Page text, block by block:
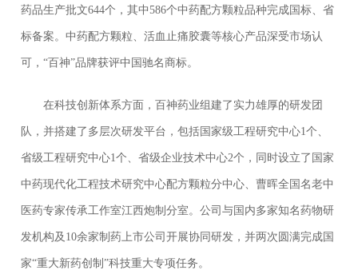
药品生产批文644个，其中586个中药配方颗粒品种完成国标、省
标备案。中药配方颗粒、活血止痛胶囊等核心产品深受市场认
可，“百神”品牌获评中国驰名商标。
在科技创新体系方面，百神药业组建了实力雄厚的研发团
队，并搭建了多层次研发平台，包括国家级工程研究中心1个、
省级工程研究中心1个、省级企业技术中心2个，同时设立了国家
中药现代化工程技术研究中心配方颗粒分中心、曹晖全国名老中
医药专家传承工作室江西炮制分室。公司与国内多家知名药物研
发机构及10余家制药上市公司开展协同研发，并两次圆满完成国
家“重大新药创制”科技重大专项任务。